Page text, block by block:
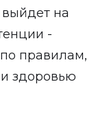
на
-
правилам,
здоровью